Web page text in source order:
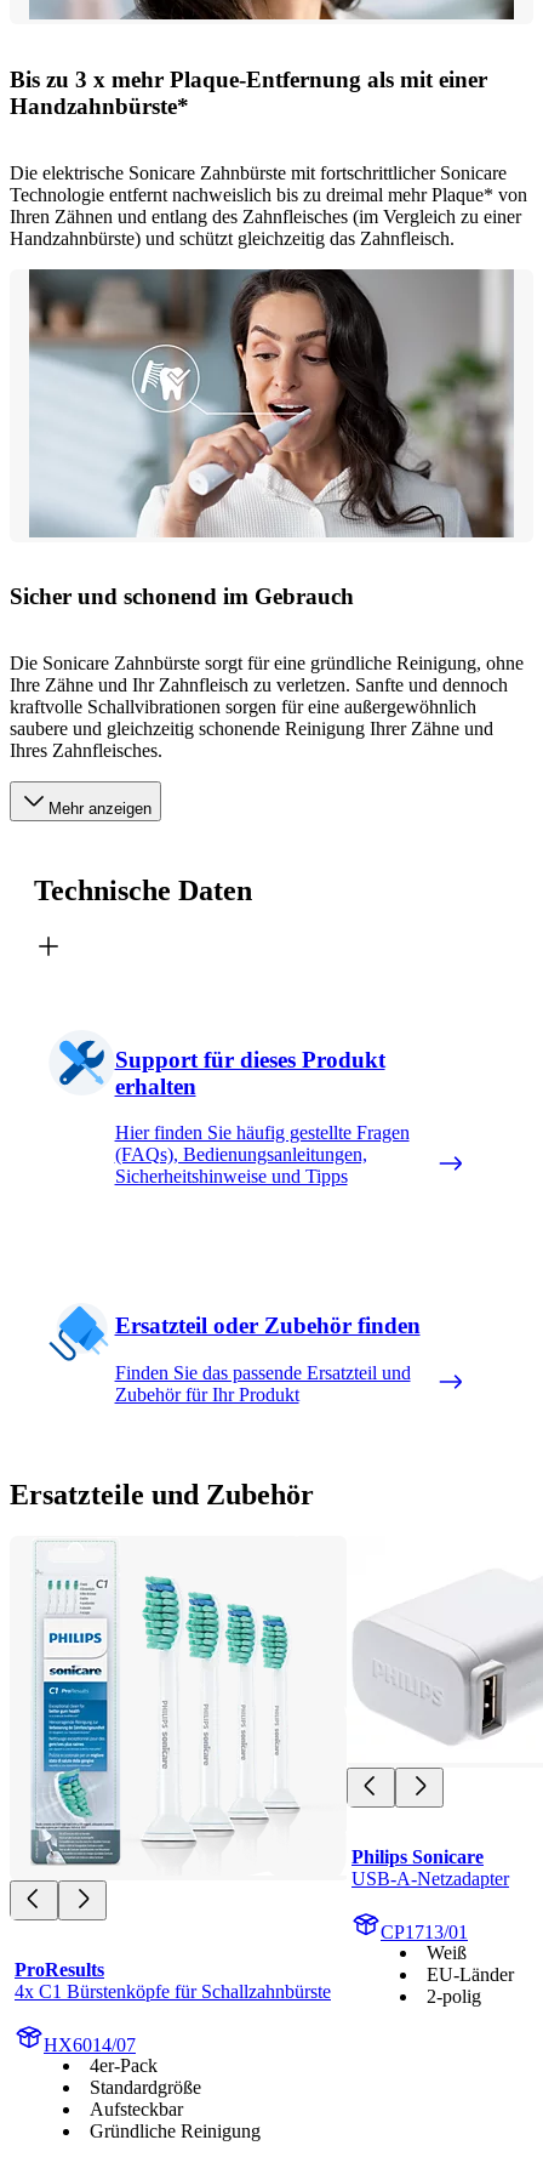
Bis zu 3 x mehr Plaque-Entfernung als mit einer
Handzahnbürste*
Die elektrische Sonicare Zahnbürste mit fortschrittlicher Sonicare
Technologie entfernt nachweislich bis zu dreimal mehr Plaque* von
Ihren Zähnen und entlang des Zahnfleisches (im Vergleich zu einer
Handzahnbürste) und schützt gleichzeitig das Zahnfleisch.
Sicher und schonend im Gebrauch
Die Sonicare Zahnbürste sorgt für eine gründliche Reinigung, ohne
Ihre Zähne und Ihr Zahnfleisch zu verletzen. Sanfte und dennoch
kraftvolle Schallvibrationen sorgen für eine außergewöhnlich
saubere und gleichzeitig schonende Reinigung Ihrer Zähne und
Ihres Zahnfleisches.
Mehr anzeigen
Technische Daten
Support für dieses Produkt
erhalten
Hier finden Sie häufig gestellte Fragen
(FAQs), Bedienungsanleitungen,
Sicherheitshinweise und Tipps
Ersatzteil oder Zubehör finden
Finden Sie das passende Ersatzteil und
Zubehör für Ihr Produkt
Ersatzteile und Zubehör
ProResults
4x C1 Bürstenköpfe für Schallzahnbürste
HX6014/07
4er-Pack
Standardgröße
Aufsteckbar
Gründliche Reinigung
Philips Sonicare
USB-A-Netzadapter
CP1713/01
Weiß
EU-Länder
2-polig